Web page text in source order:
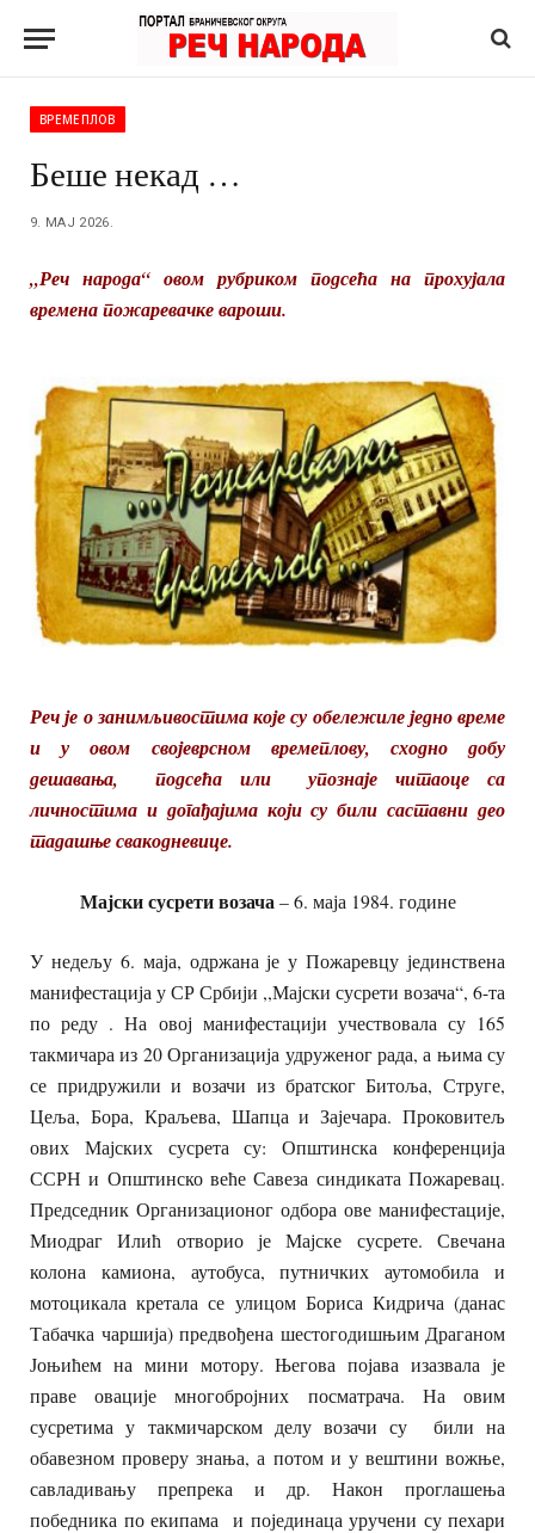
ВРЕМЕПЛОВ
Беше некад …
9. МАЈ 2026.
„Реч народа“ овом рубриком подсећа на прохујала
времена пожаревачке вароши.
Реч је о занимљивостима које су обележиле једно време
и у овом својеврсном времеплову, сходно добу
дешавања, подсећа или упознаје читаоце са
личностима и догађајима који су били саставни део
тадашње свакодневице.
Мајски сусрети возача – 6. маја 1984. године
У недељу 6. маја, одржана је у Пожаревцу јединствена
манифестација у СР Србији ,,Мајски сусрети возача“, 6-та
по реду . На овој манифестацији учествовала су 165
такмичара из 20 Организација удруженог рада, а њима су
се придружили и возачи из братског Битоља, Струге,
Цеља, Бора, Краљева, Шапца и Зајечара. Проковитељ
ових Мајских сусрета су: Општинска конференција
ССРН и Општинско веће Савеза синдиката Пожаревац.
Председник Организационог одбора ове манифестације,
Миодраг Илић отворио је Мајске сусрете. Свечана
колона камиона, аутобуса, путничких аутомобила и
мотоцикала кретала се улицом Бориса Кидрича (данас
Табачка чаршија) предвођена шестогодишњим Драганом
Јоњићем на мини мотору. Његова појава изазвала је
праве овације многобројних посматрача. На овим
сусретима у такмичарском делу возачи су били на
обавезном проверу знања, а потом и у вештини вожње,
савладивању препрека и др. Након проглашења
победника по екипама и појединаца уручени су пехари